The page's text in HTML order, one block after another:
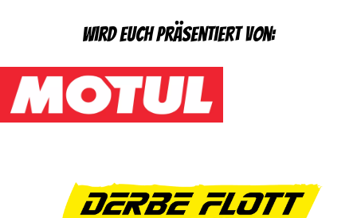
Wird euch präsentiert von: